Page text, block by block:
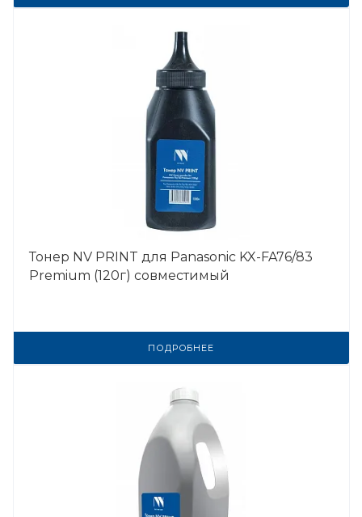
Тонер NV PRINT для Panasonic KX-FA76/83
Premium (120г) совместимый
ПОДРОБНЕЕ